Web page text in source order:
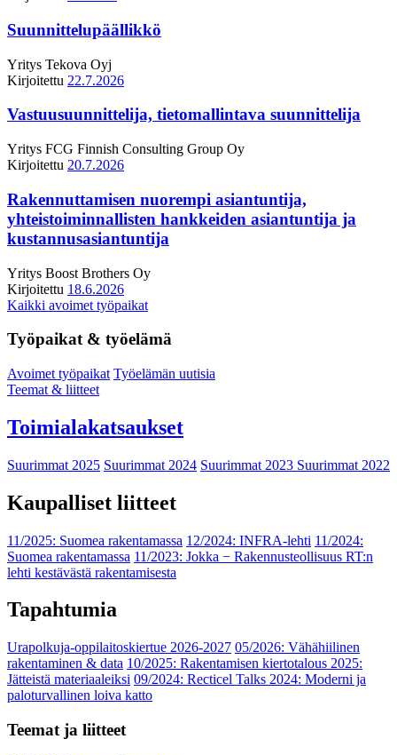
Suunnittelupäällikkö
Yritys Tekova Oyj
Kirjoitettu 22.7.2026
Vastuusuunnittelija, tietomallintava suunnittelija
Yritys FCG Finnish Consulting Group Oy
Kirjoitettu 20.7.2026
Rakennuttamisen nuorempi asiantuntija,
yhteistoiminnallisten hankkeiden asiantuntija ja
kustannusasiantuntija
Yritys Boost Brothers Oy
Kirjoitettu 18.6.2026
Kaikki avoimet työpaikat
Työpaikat & työelämä
Avoimet työpaikat Työelämän uutisia
Teemat & liitteet
Toimialakatsaukset
Suurimmat 2025 Suurimmat 2024 Suurimmat 2023 Suurimmat 2022
Kaupalliset liitteet
11/2025: Suomea rakentamassa 12/2024: INFRA-lehti 11/2024:
Suomea rakentamassa 11/2023: Jokka − Rakennusteollisuus RT:n
lehti kestävästä rakentamisesta
Tapahtumia
Urapolkuja-oppilaitoskiertue 2026-2027 05/2026: Vähähiilinen
rakentaminen & data 10/2025: Rakentamisen kiertotalous 2025:
Jätteistä materiaaleiksi 09/2024: Recticel Talks 2024: Moderni ja
paloturvallinen loiva katto
Teemat ja liitteet